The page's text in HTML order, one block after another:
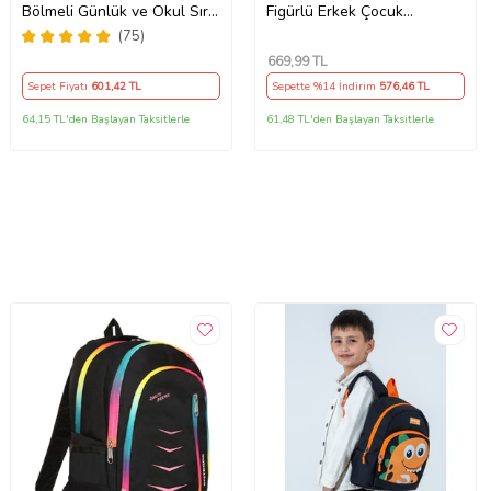
Bölmeli Günlük ve Okul Sırt
Çantası (Siyah)(75)
Sepet Fiyatı 601,42 TL
64,15 TL'den Başlayan Taksitlerle
Figürlü Erkek Çocuk
Sevimli Kreş Çantası
669,99 TL
Sepette %14 İndirim 576,46 TL
61,48 TL'den Başlayan Taksitlerle